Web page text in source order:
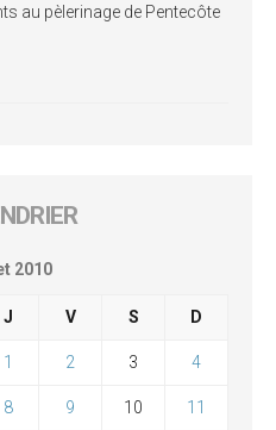
au pèlerinage de Pentecôte
2010
J V S D
1 2 3 4
8 9 10 11